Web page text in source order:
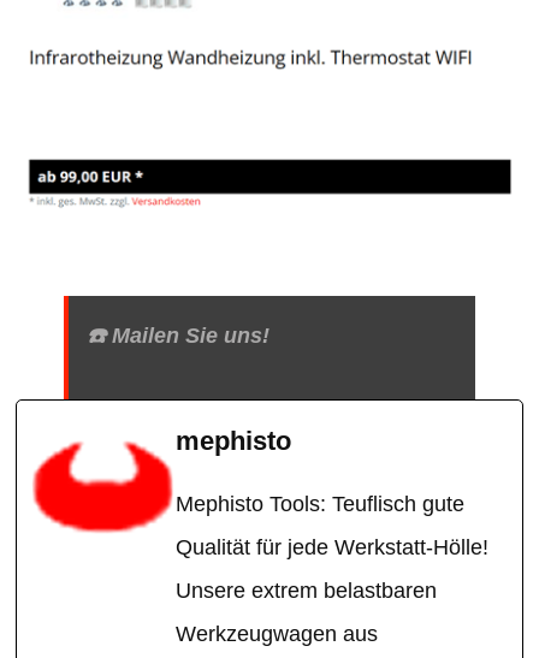
☎️ Mailen Sie uns!
mephisto
Mephisto Tools: Teuflisch gute
Qualität für jede Werkstatt-Hölle!
Unsere extrem belastbaren
Werkzeugwagen aus